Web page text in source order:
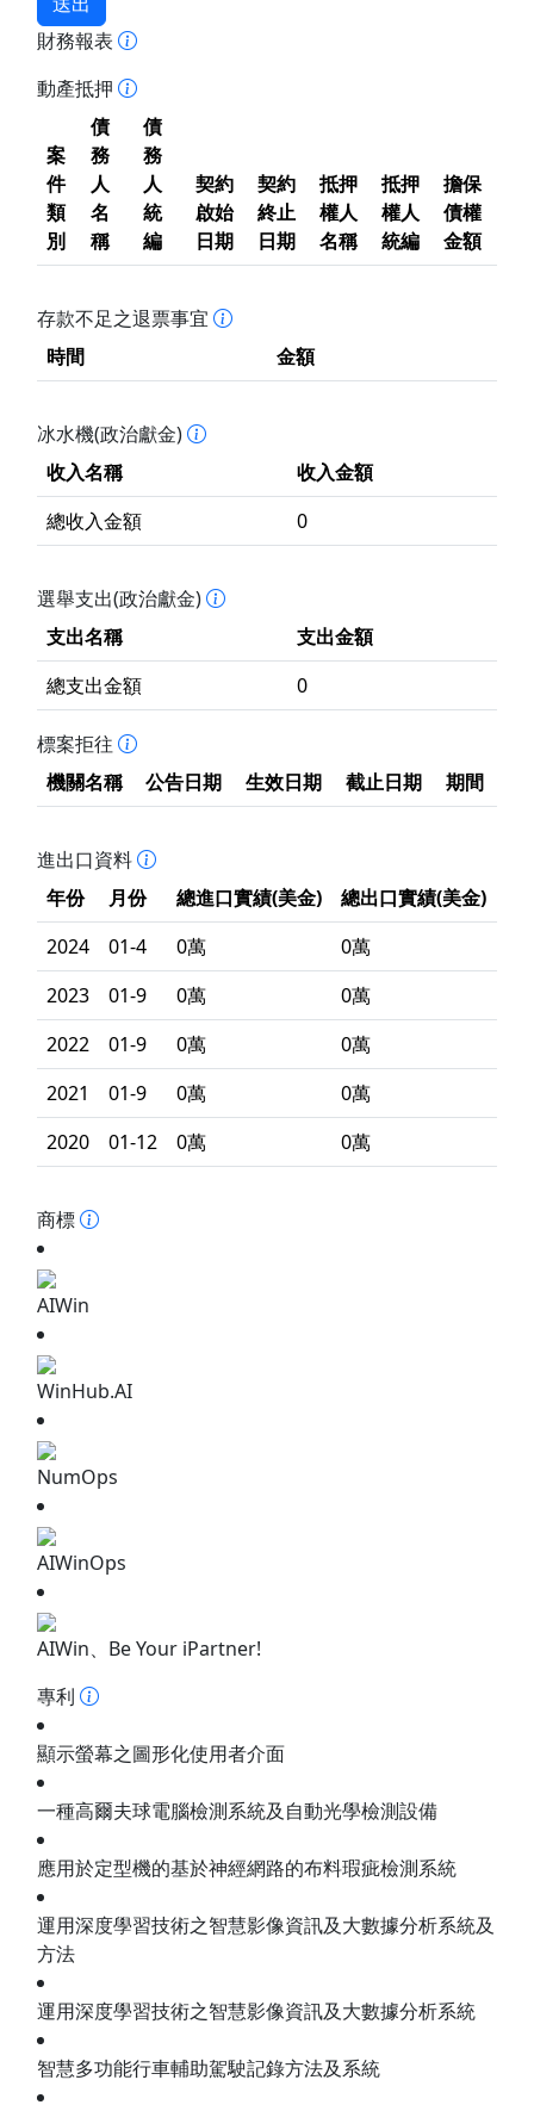
財務報表
動產抵押
案
件
類
別
債
務
人
名
稱
債
務
人
統
編
契約
啟始
日期
契約
終止
日期
抵押
權人
名稱
抵押
權人
統編
擔保
債權
金額
存款不足之退票事宜
時間
金額
冰水機(政治獻金)
收入名稱
收入金額
總收入金額
0
選舉支出(政治獻金)
支出名稱
支出金額
總支出金額
0
標案拒往
機關名稱
公告日期 生效日期 截止日期 期間
進出口資料
年份
月份 總進口實績(美金)
總出口實績(美金)
2024
01-4 0萬
0萬
2023
01-9 0萬
0萬
2022
01-9 0萬
0萬
2021
01-9 0萬
0萬
2020
01-12 0萬 0萬
商標
AIWin
WinHub.AI
NumOps
AIWinOps
AIWin、Be Your iPartner!
專利
顯示螢幕之圖形化使用者介面
一種高爾夫球電腦檢測系統及自動光學檢測設備
應用於定型機的基於神經網路的布料瑕疵檢測系統
運用深度學習技術之智慧影像資訊及大數據分析系統及
方法
運用深度學習技術之智慧影像資訊及大數據分析系統
智慧多功能行車輔助駕駛記錄方法及系統